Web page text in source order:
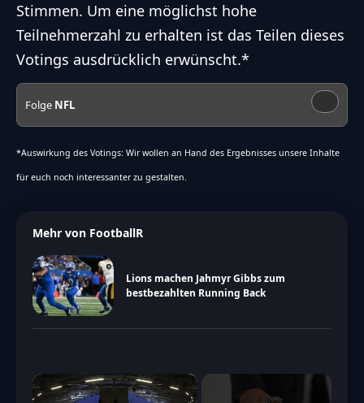
Stimmen. Um eine möglichst hohe
Teilnehmerzahl zu erhalten ist das Teilen dieses
Votings ausdrücklich erwünscht.*
Folge NFL
*Auswirkung des Votings: Wir wollen an Hand des Ergebnisses unsere Inhalte
für euch noch interessanter zu gestalten.
Mehr von FootballR
Lions machen Jahmyr Gibbs zum
bestbezahlten Running Back
×